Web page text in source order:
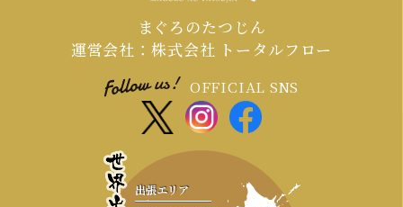
まぐろのたつじん
運営会社：株式会社 トータルフロー
OFFICIAL SNS
出張エリア